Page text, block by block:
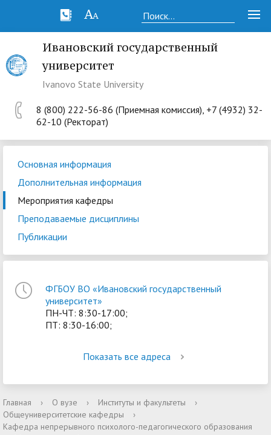
Ивановский государственный
университет
Ivanovo State University
8 (800) 222-56-86 (Приемная комиссия), +7 (4932) 32-
62-10 (Ректорат)
Основная информация
Дополнительная информация
Мероприятия кафедры
Преподаваемые дисциплины
Публикации
ФГБОУ ВО «Ивановский государственный
университет»
ПН-ЧТ: 8:30-17:00;
ПТ: 8:30-16:00;
Показать все адреса
Главная › О вузе › Институты и факультеты
›
Общеуниверситетские кафедры
›
Кафедра непрерывного психолого-педагогического образования